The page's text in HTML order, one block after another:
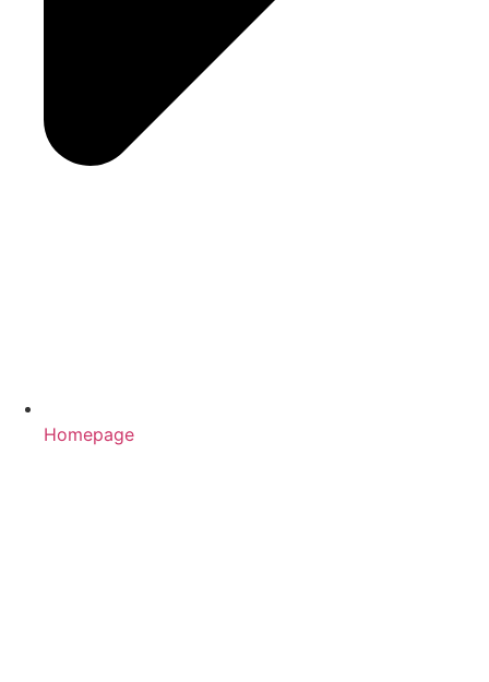
Homepage